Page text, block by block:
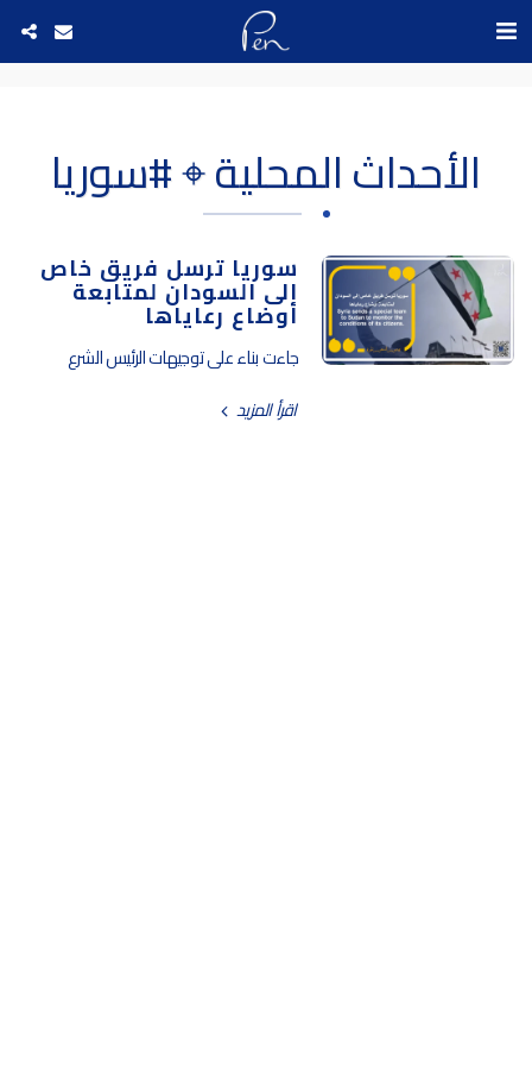
الأحداث المحلية ⌖ #سوريا
سوريا ترسل فريق خاص
إلى السودان لمتابعة
أوضاع رعاياها
جاءت بناء على توجيهات الرئيس الشرع
اقرأ المزيد